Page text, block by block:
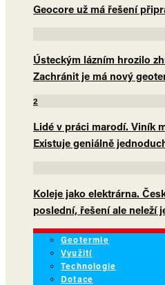
Geocore už má řešení
Ústeckým lázním hrozilo
Zachránit je má nový
2
Lidé v práci marodí. Viník
Existuje geniálně
Koleje jako elektrárna.
poslední, řešení ale neleží
Geotermie
Využití
Technologie
Dotace